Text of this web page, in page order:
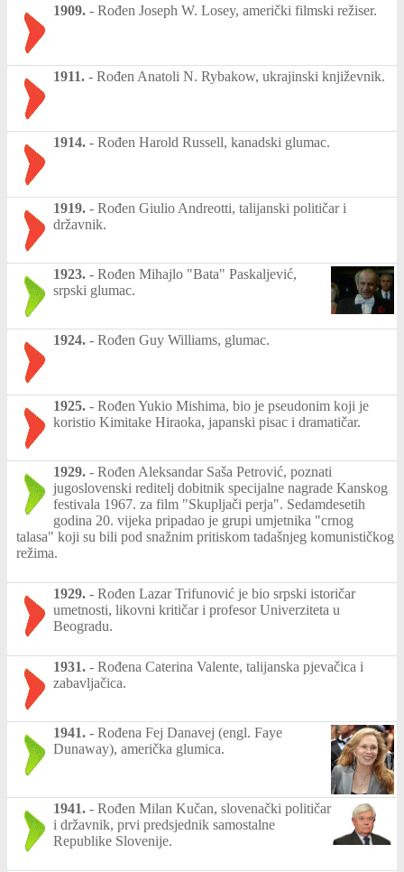
1909. - Rođen Joseph W. Losey, američki filmski režiser.
1911. - Rođen Anatoli N. Rybakow, ukrajinski književnik.
1914. - Rođen Harold Russell, kanadski glumac.
1919. - Rođen Giulio Andreotti, talijanski političar i
državnik.
1923. - Rođen Mihajlo "Bata" Paskaljević,
srpski glumac.
1924. - Rođen Guy Williams, glumac.
1925. - Rođen Yukio Mishima, bio je pseudonim koji je
koristio Kimitake Hiraoka, japanski pisac i dramatičar.
1929. - Rođen Aleksandar Saša Petrović, poznati
jugoslovenski reditelj dobitnik specijalne nagrade Kanskog
festivala 1967. za film "Skupljači perja". Sedamdesetih
godina 20. vijeka pripadao je grupi umjetnika "crnog
talasa" koji su bili pod snažnim pritiskom tadašnjeg komunističkog
režima.
1929. - Rođen Lazar Trifunović je bio srpski istoričar
umetnosti, likovni kritičar i profesor Univerziteta u
Beogradu.
1931. - Rođena Caterina Valente, talijanska pjevačica i
zabavljačica.
1941. - Rođena Fej Danavej (engl. Faye
Dunaway), američka glumica.
1941. - Rođen Milan Kučan, slovenački političar
i državnik, prvi predsjednik samostalne
Republike Slovenije.